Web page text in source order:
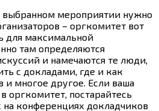
выбранном мероприятии нужно
– оргкомитет вот
для максимальной
там определяются
и намечаются те люди,
с докладами, где и как
и многое другое. Если ваша
оргкомитет, постарайтесь
конференциях докладчиков